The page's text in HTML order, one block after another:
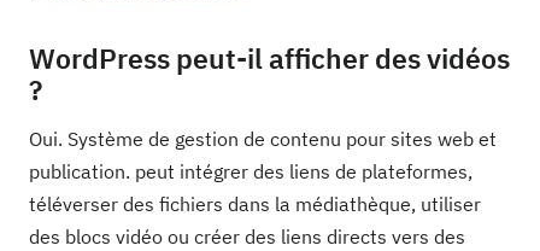
WordPress peut-il afficher des vidéos
?
Oui. Système de gestion de contenu pour sites web et
publication. peut intégrer des liens de plateformes,
téléverser des fichiers dans la médiathèque, utiliser
des blocs vidéo ou créer des liens directs vers des